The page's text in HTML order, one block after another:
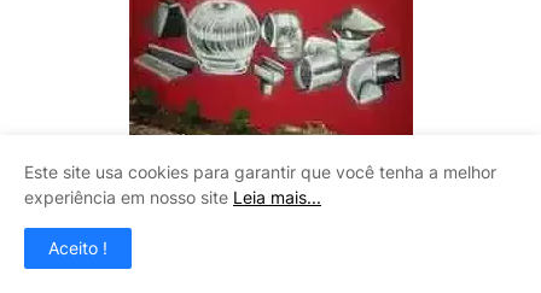
Este site usa cookies para garantir que você tenha a melhor
experiência em nosso site Leia mais...
Aceito !